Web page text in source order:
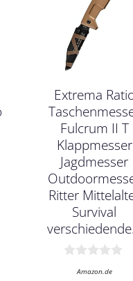
Extrema
Fulcrum II T
Klappmesser
Jagdmesser
Ritter
Survival
Amazon.de